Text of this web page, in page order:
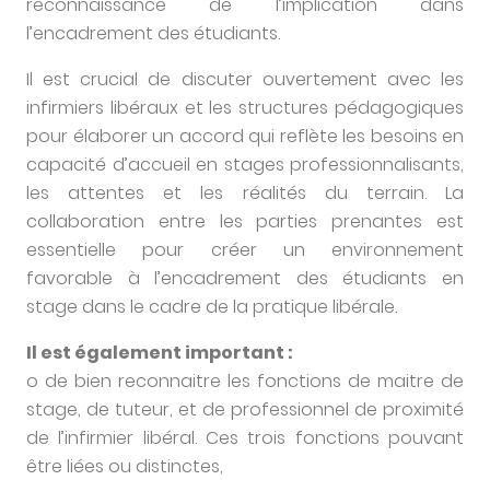
l’encadrement des étudiants.
Il est crucial de discuter ouvertement avec les
infirmiers libéraux et les structures pédagogiques
pour élaborer un accord qui reflète les besoins en
capacité d’accueil en stages professionnalisants,
les attentes et les réalités du terrain. La
collaboration entre les parties prenantes est
essentielle pour créer un environnement
favorable à l’encadrement des étudiants en
stage dans le cadre de la pratique libérale.
Il est également important :
o de bien reconnaitre les fonctions de maitre de
stage, de tuteur, et de professionnel de proximité
de l’infirmier libéral. Ces trois fonctions pouvant
être liées ou distinctes,